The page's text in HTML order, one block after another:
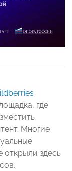
где
Многие
открыли здесь